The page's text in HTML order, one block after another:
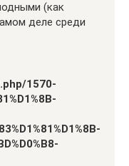
(как
деле среди
1570-